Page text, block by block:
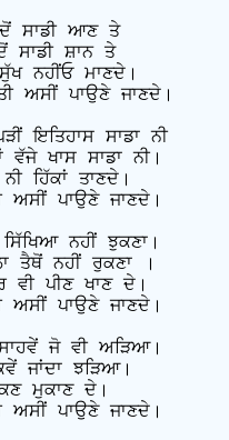
ਸਾਡੀ ਆਣ ਤੇ
ਸਾਡੀ ਸ਼ਾਨ ਤੇ
ਨਹੀਂਓ ਮਾਣਦੇ।
ਅਸੀਂ ਪਾਉਣੇ ਜਾਣਦੇ।
ਇਤਿਹਾਸ ਸਾਡਾ ਨੀ
ਖਾਸ ਸਾਡਾ ਨੀ।
ਹਿੱਕਾਂ ਤਾਣਦੇ।
ਪਾਉਣੇ ਜਾਣਦੇ।
ਨਹੀਂ ਝੁਕਣਾ।
ਤੈਥੋਂ ਨਹੀਂ ਰੁਕਣਾ ।
ਵੀ ਪੀਣ ਖਾਣ ਦੇ।
ਪਾਉਣੇ ਜਾਣਦੇ।
ਜੋ ਵੀ ਅੜਿਆ।
ਜਾਂਦਾ ਝੜਿਆ।
ਮੁਕਾਣ ਦੇ।
ਪਾਉਣੇ ਜਾਣਦੇ।